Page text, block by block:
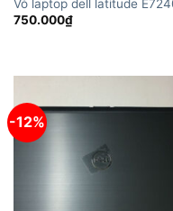
Vỏ laptop dell latitude
750.000₫
-12%